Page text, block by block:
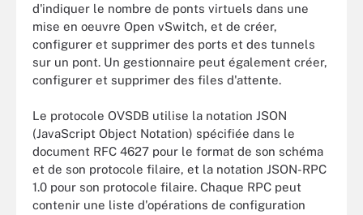
d'indiquer le nombre de ponts virtuels dans une
mise en oeuvre Open vSwitch, et de créer,
configurer et supprimer des ports et des tunnels
sur un pont. Un gestionnaire peut également créer,
configurer et supprimer des files d'attente.
Le protocole OVSDB utilise la notation JSON
(JavaScript Object Notation) spécifiée dans le
document RFC 4627 pour le format de son schéma
et de son protocole filaire, et la notation JSON-RPC
1.0 pour son protocole filaire. Chaque RPC peut
contenir une liste d'opérations de configuration